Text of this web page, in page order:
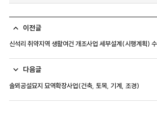
이전글
신석리 취약지역 생활여건 개조사업 세부설계(시행계획)
다음글
솔뫼공설묘지 묘역확장사업(건축, 토목, 기계, 조경)